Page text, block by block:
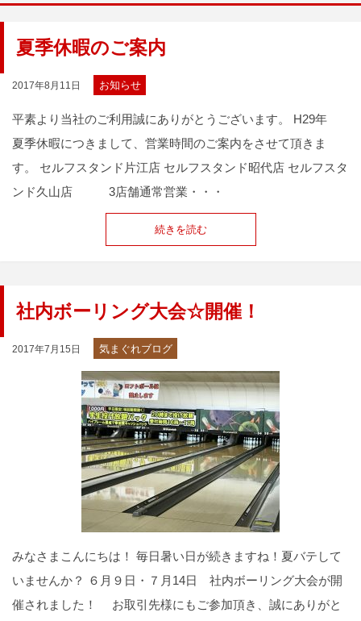
夏季休暇のご案内
2017年8月11日 お知らせ
平素より当社のご利用誠にありがとうございます。 H29年
夏季休暇につきまして、営業時間のご案内をさせて頂きま
す。 セルフスタンド片江店 セルフスタンド昭代店 セルフスタ
ンド久山店 3店舗通常営業・・・
続きを読む
社内ボーリング大会☆開催！
2017年7月15日 気まぐれブログ
みなさまこんにちは！ 毎日暑い日が続きますね！夏バテして
いませんか？ ６月９日・７月14日 社内ボーリング大会が開
催されました！ お取引先様にもご参加頂き、誠にありがと